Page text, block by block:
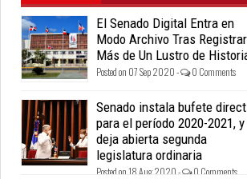
El Senado Digital Entra en
Modo Archivo Tras Registrar
Más de Un Lustro de
Posted on 07 Sep 2020 - 0 Comments
Senado instala bufete
para el período 2020-2021, y
deja abierta segunda
legislatura ordinaria
Posted on 18 Aug 2020 - 0 Comments